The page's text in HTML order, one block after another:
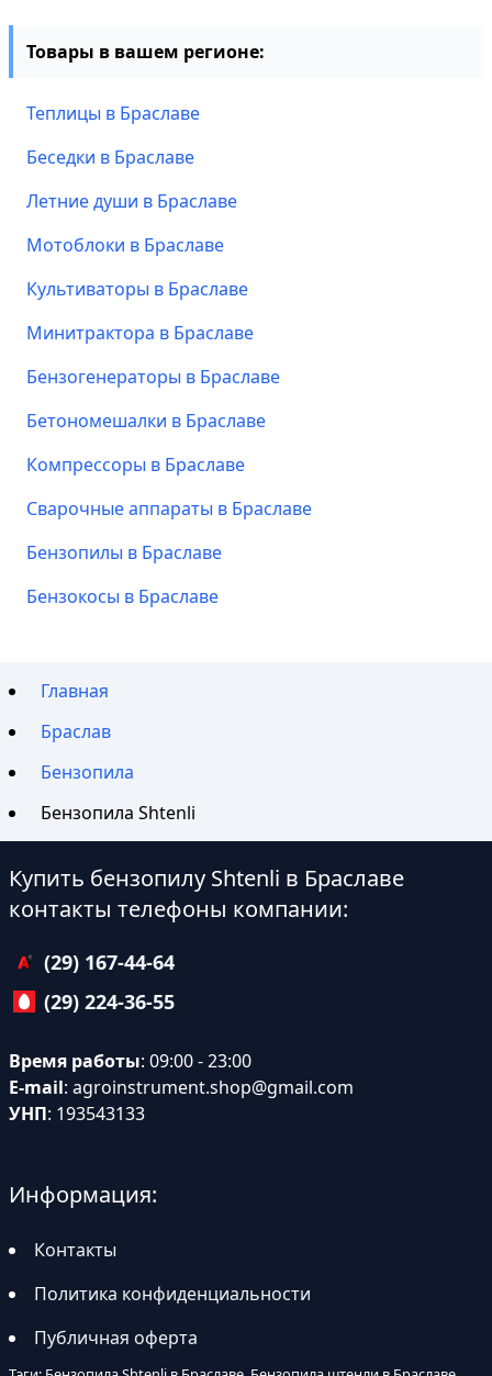
Товары в вашем регионе:
Теплицы в Браславе
Беседки в Браславе
Летние души в Браславе
Мотоблоки в Браславе
Культиваторы в Браславе
Минитрактора в Браславе
Бензогенераторы в Браславе
Бетономешалки в Браславе
Компрессоры в Браславе
Сварочные аппараты в Браславе
Бензопилы в Браславе
Бензокосы в Браславе
Главная
Браслав
Бензопила
Бензопила Shtenli
Купить бензопилу Shtenli в Браславе
контакты телефоны компании:
(29) 167-44-64
(29) 224-36-55
Время работы: 09:00 - 23:00
E-mail: agroinstrument.shop@gmail.com
УНП: 193543133
Информация:
Контакты
Политика конфиденциальности
Публичная оферта